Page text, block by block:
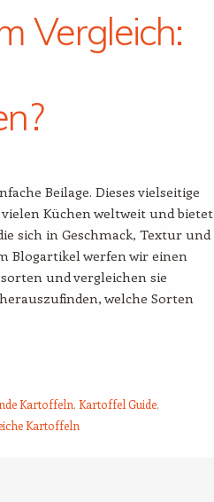
Vergleich:
Beilage. Dieses vielseitige
Küchen weltweit und bietet
sich in Geschmack, Textur und
Blogartikel werfen wir einen
und vergleichen sie
welche Sorten
Kartoffeln, Kartoffel Guide,
Kartoffeln